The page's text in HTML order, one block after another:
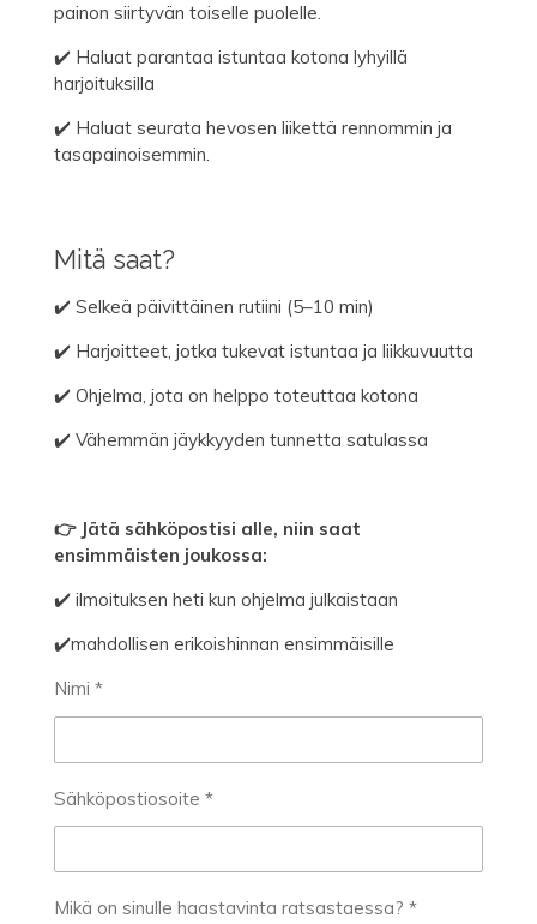
painon siirtyvän toiselle puolelle.
✔️ Haluat parantaa istuntaa kotona lyhyillä
harjoituksilla
✔️ Haluat seurata hevosen liikettä rennommin ja
tasapainoisemmin.
Mitä saat?
✔️ Selkeä päivittäinen rutiini (5–10 min)
✔️ Harjoitteet, jotka tukevat istuntaa ja liikkuvuutta
✔️ Ohjelma, jota on helppo toteuttaa kotona
✔️ Vähemmän jäykkyyden tunnetta satulassa
👉 Jätä sähköpostisi alle, niin saat
ensimmäisten joukossa:
✔️ ilmoituksen heti kun ohjelma julkaistaan
✔️mahdollisen erikoishinnan ensimmäisille
Nimi *
Sähköpostiosoite *
Mikä on sinulle haastavinta ratsastaessa? *